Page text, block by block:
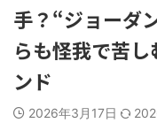
手？“ジョーダ
らも怪我で苦
ンド
2026年3月17日